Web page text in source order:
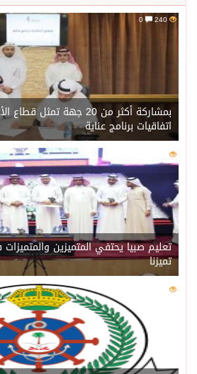
240
بمشاركة أكثر من 20 جهة
اتفاقيات برنامج عناية
220
تعليم صبيا يحتفي المتميزين
تميزنا
216